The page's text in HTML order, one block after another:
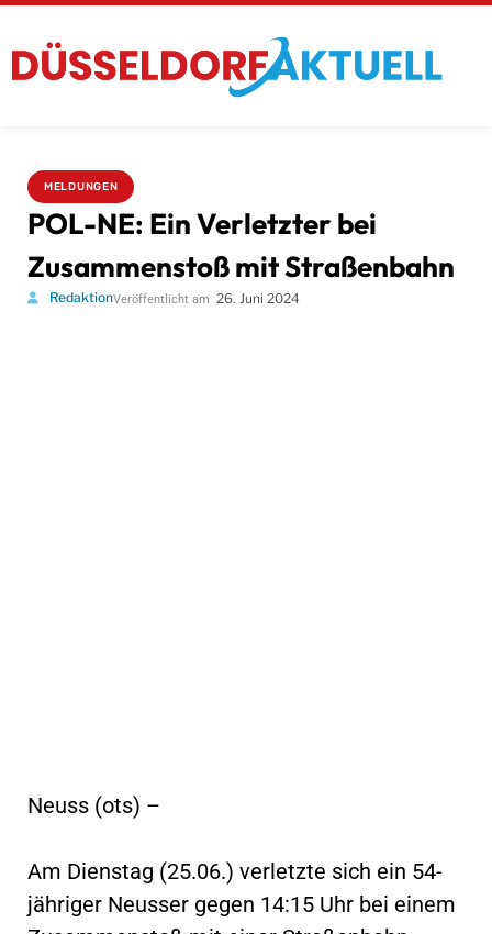
MELDUNGEN
POL-NE: Ein Verletzter bei
Zusammenstoß mit Straßenbahn
RedaktionVeröffentlicht am 26. Juni 2024
Neuss (ots) –
Am Dienstag (25.06.) verletzte sich ein 54-
jähriger Neusser gegen 14:15 Uhr bei einem